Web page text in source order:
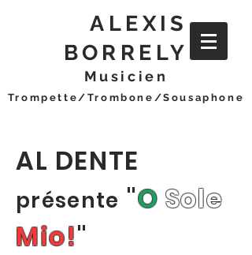
ALEXIS
BORRELY
Musicien
Trompette/Trombone/Sousaphone
AL DENTE
présente "O Sole
Mio!"